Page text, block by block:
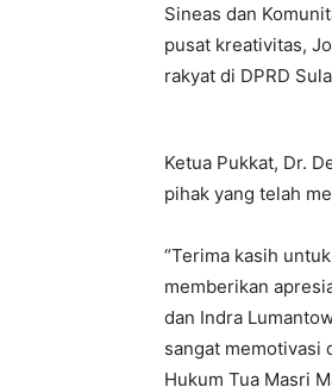
Sineas dan
pusat kreativitas,
rakyat di DPRD
Ketua Pukkat, Dr.
pihak yang telah
“Terima kasih
memberikan
dan Indra
sangat memotivasi
Hukum Tua Masri